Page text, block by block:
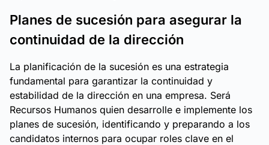
Planes de sucesión para asegurar la
continuidad de la dirección
La planificación de la sucesión es una estrategia
fundamental para garantizar la continuidad y
estabilidad de la dirección en una empresa. Será
Recursos Humanos quien desarrolle e implemente los
planes de sucesión, identificando y preparando a los
candidatos internos para ocupar roles clave en el